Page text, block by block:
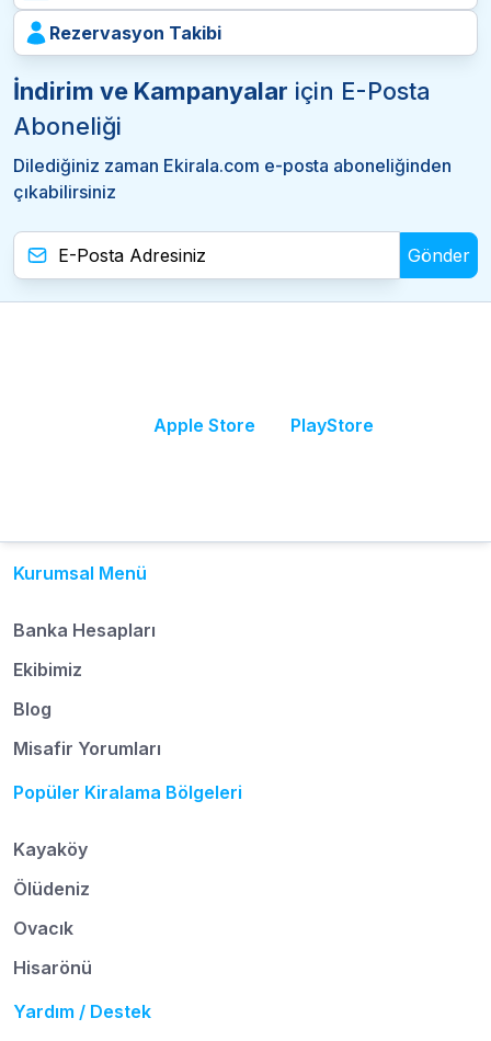
Rezervasyon Takibi
İndirim ve Kampanyalar için E-Posta
Aboneliği
Dilediğiniz zaman Ekirala.com e-posta aboneliğinden
çıkabilirsiniz
Gönder
Apple Store PlayStore
Kurumsal Menü
Banka Hesapları
Ekibimiz
Blog
Misafir Yorumları
Popüler Kiralama Bölgeleri
Kayaköy
Ölüdeniz
Ovacık
Hisarönü
Yardım / Destek